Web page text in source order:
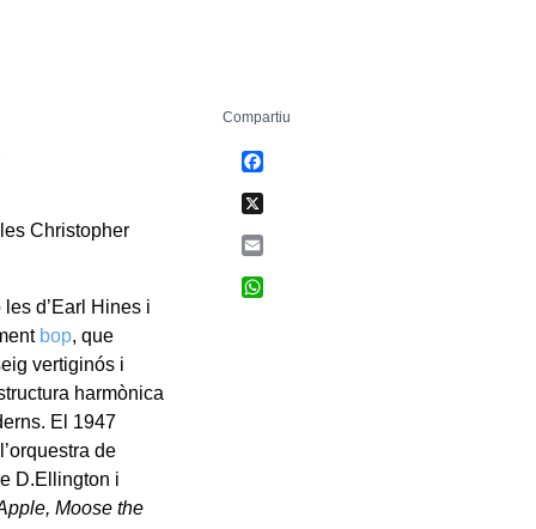
Christopher
d’Earl Hines i
bop, que
vertiginós i
harmònica
El 1947
de
D.Ellington i
Moose the
Compartiu